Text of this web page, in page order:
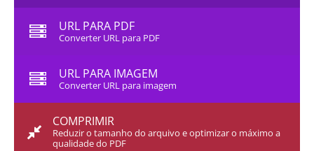
URL PARA PDF
Converter URL para PDF
URL PARA IMAGEM
Converter URL para imagem
COMPRIMIR
Reduzir o tamanho do arquivo e optimizar o máximo a
qualidade do PDF